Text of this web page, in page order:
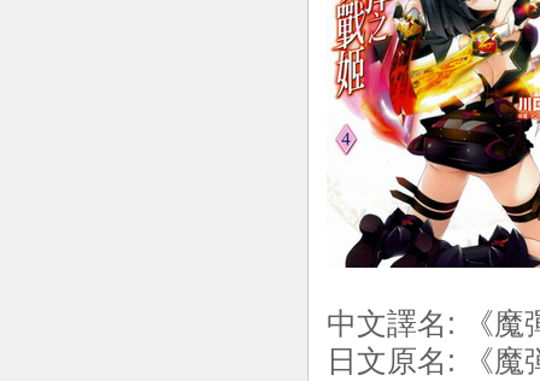
中文譯名: 《
日文原名: 《